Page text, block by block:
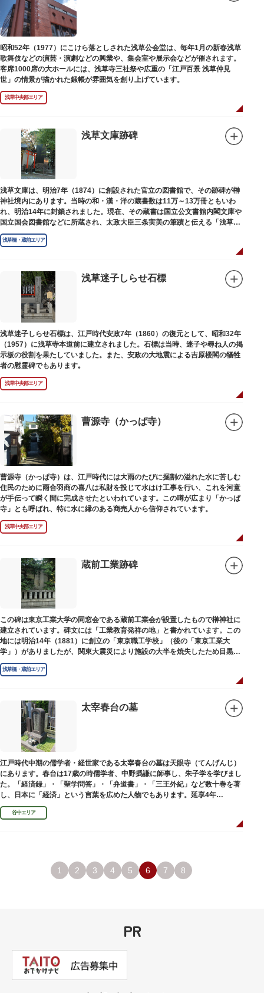
昭和52年（1977）にこけら落としされた浅草公会堂は、毎年1月の新春浅草
歌舞伎などの演芸・演劇などの興業や、集会室や展示会などが催されます。
客席1000席の大ホールには、浅草寺三社祭や広重の「江戸百景 浅草仲見
世」の情景が描かれた鍛帳が雰囲気を創り上げています。
浅草中央部エリア
浅草文庫跡碑
浅草文庫は、明治7年（1874）に創設された官立の図書館で、その跡碑が榊
神社境内にあります。当時の和・漢・洋の蔵書数は11万～13万冊ともいわ
れ、明治14年に封鎖されました。現在、その蔵書は国立公文書館内閣文庫や
国立国会図書館などに所蔵され、太政大臣三条実美の筆蹟と伝える「浅草文
庫」の朱印が押されています。
浅草橋・蔵前エリア
浅草迷子しらせ石標
浅草迷子しらせ石標は、江戸時代安政7年（1860）の復元として、昭和32年
（1957）に浅草寺本道前に建立されました。石標は当時、迷子や尋ね人の掲
示板の役割を果たしていました。また、安政の大地震による吉原楼閣の犠牲
者の慰霊碑でもあります｡
浅草中央部エリア
曹源寺（かっぱ寺）
曹源寺（かっぱ寺）は、江戸時代には大雨のたびに掘割の溢れた水に苦しむ
住民のために雨合羽商の喜八は私財を投じて水はけ工事を行い、これを河童
が手伝って瞬く間に完成させたといわれています。この噂が広まり「かっぱ
寺」とも呼ばれ、特に水に縁のある商売人から信仰されています。
浅草中央部エリア
蔵前工業跡碑
この碑は東京工業大学の同窓会である蔵前工業会が設置したもので榊神社に
建立されています。碑文には「工業教育発祥の地」と書かれています。この
地には明治14年（1881）に創立の「東京職工学校」（後の「東京工業大
学」）がありましたが、関東大震災により施設の大半を焼失したため目黒に
移転しました。
浅草橋・蔵前エリア
太宰春台の墓
江戸時代中期の儒学者・経世家である太宰春台の墓は天眼寺（てんげんじ）
にあります。春台は17歳の時儒学者、中野撝謙に師事し、朱子学を学びまし
た。「経済録」・「聖学問答」・「弁道書」・「三王外紀」など数十巻を著
し、日本に「経済」という言葉を広めた人物でもあります。延享4年
（1747）に没しました。
谷中エリア
1 2 3 4 5 6 7 8
PR